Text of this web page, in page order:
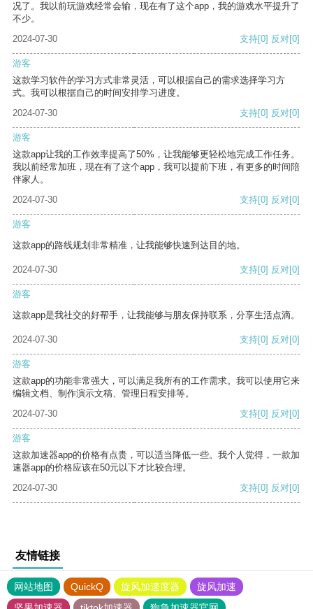
况了。我以前玩游戏经常会输，现在有了这个app，我的游戏水平提升了
不少。
2024-07-30
支持[0] 反对[0]
游客
这款学习软件的学习方式非常灵活，可以根据自己的需求选择学习方
式。我可以根据自己的时间安排学习进度。
2024-07-30
支持[0] 反对[0]
游客
这款app让我的工作效率提高了50%，让我能够更轻松地完成工作任务。
我以前经常加班，现在有了这个app，我可以提前下班，有更多的时间陪
伴家人。
2024-07-30
支持[0] 反对[0]
游客
这款app的路线规划非常精准，让我能够快速到达目的地。
2024-07-30 支持[0] 反对[0]
游客
这款app是我社交的好帮手，让我能够与朋友保持联系，分享生活点滴。
2024-07-30 支持[0] 反对[0]
游客
这款app的功能非常强大，可以满足我所有的工作需求。我可以使用它来
编辑文档、制作演示文稿、管理日程安排等。
2024-07-30
支持[0] 反对[0]
游客
这款加速器app的价格有点贵，可以适当降低一些。我个人觉得，一款加
速器app的价格应该在50元以下才比较合理。
2024-07-30
支持[0] 反对[0]
友情链接
网站地图 QuickQ 旋风加速度器
旋风加速